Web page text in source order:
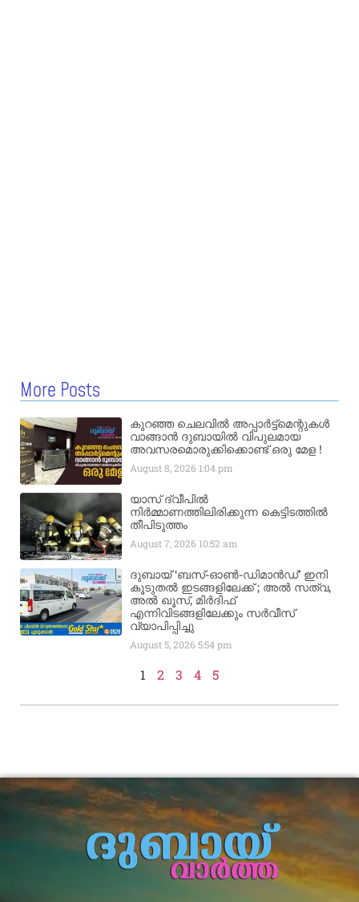
More Posts
കുറഞ്ഞ ചെലവിൽ അപ്പാർട്ട്മെന്റുകൾ
വാങ്ങാൻ ദുബായിൽ വിപുലമായ
അവസരമൊരുക്കിക്കൊണ്ട് ഒരു മേള !
August 8, 2026 1:04 pm
യാസ് ദ്വീപിൽ
നിർമ്മാണത്തിലിരിക്കുന്ന കെട്ടിടത്തിൽ
തീപിടുത്തം
August 7, 2026 10:52 am
ദുബായ് ‘ബസ്-ഓൺ-ഡിമാൻഡ്’ ഇനി
കൂടുതൽ ഇടങ്ങളിലേക്ക് ; അൽ സത്വ,
അൽ ഖൂസ്, മിർദിഫ്
എന്നിവിടങ്ങളിലേക്കും സർവീസ്
വ്യാപിപ്പിച്ചു
August 5, 20265:54 pm
1 2 3 4 5